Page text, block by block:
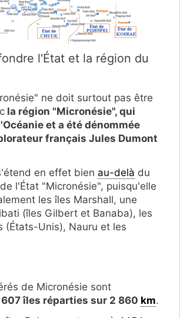
l'État et la région du
ne doit surtout pas être
la région "Micronésie", qui
et a été dénommée
français Jules Dumont
en effet bien au-delà du
l'État "Micronésie", puisqu'elle
les îles Marshall, une
(îles Gilbert et Banaba), les
(États-Unis), Nauru et les
de Micronésie sont
607 îles réparties sur 2 860 km.